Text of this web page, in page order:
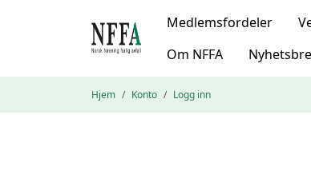
Medlemsfordeler
Om NFFA
Hjem Konto Logg inn